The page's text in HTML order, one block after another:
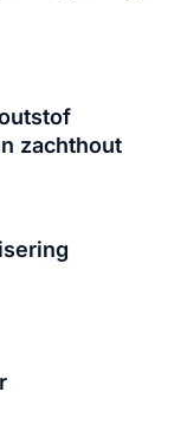
zachthout